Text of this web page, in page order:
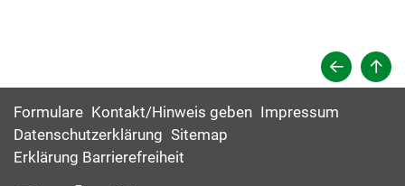
Formulare Kontakt/Hinweis geben Impressum
Datenschutzerklärung Sitemap
Erklärung Barrierefreiheit